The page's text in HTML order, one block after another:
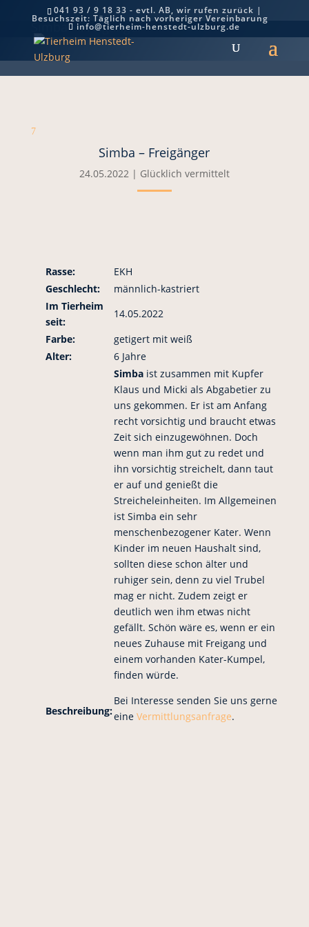
041 93 / 9 18 33 - evtl. AB, wir rufen zurück |
Besuchszeit: Täglich nach vorheriger Vereinbarung
info@tierheim-henstedt-ulzburg.de
Simba – Freigänger
7
Simba – Freigänger
24.05.2022| Glücklich vermittelt
Rasse:
EKH
Geschlecht:
männlich-kastriert
Im Tierheim
seit:
14.05.2022
Farbe:
getigert mit weiß
Alter:
6 Jahre
Beschreibung:
Simbaist zusammen mit Kupfer
Klaus und Micki als Abgabetier zu
uns gekommen. Er ist am Anfang
recht vorsichtig und braucht etwas
Zeit sich einzugewöhnen. Doch
wenn man ihm gut zu redet und
ihn vorsichtig streichelt, dann taut
er auf und genießt die
Streicheleinheiten. Im Allgemeinen
ist Simba ein sehr
menschenbezogener Kater. Wenn
Kinder im neuen Haushalt sind,
sollten diese schon älter und
ruhiger sein, denn zu viel Trubel
mag er nicht. Zudem zeigt er
deutlich wen ihm etwas nicht
gefällt. Schön wäre es, wenn er ein
neues Zuhause mit Freigang und
einem vorhanden Kater-Kumpel,
finden würde.
Bei Interesse senden Sie uns gerne
eine Vermittlungsanfrage.